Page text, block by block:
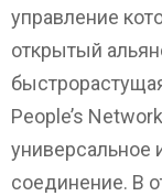
управление
открытый
People’s
универсальное
соединение. В